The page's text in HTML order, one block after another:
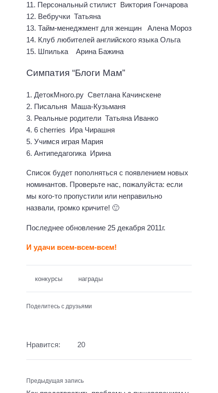
11. Персональный стилист Виктория Гончарова
12. Вебручки Татьяна
13. Тайм-менеджмент для женщин Алена Мороз
14. Клуб любителей английского языка Ольга
15. Шпилька Арина Бажина
Симпатия “Блоги Мам”
1. ДетокМного.ру Светлана Качинскене
2. Писальня Маша-Кузьманя
3. Реальные родители Татьяна Иванко
4. 6 cherries Ира Чирашня
5. Учимся играя Мария
6. Антипедагогика Ирина
Список будет пополняться с появлением новых
номинантов. Проверьте нас, пожалуйста: если
мы кого-то пропустили или неправильно
назвали, громко кричите! 🙂
Последнее обновление 25 декабря 2011г.
И удачи всем-всем-всем!
конкурсы награды
Поделитесь с друзьями
Нравится: 20
Предыдущая запись